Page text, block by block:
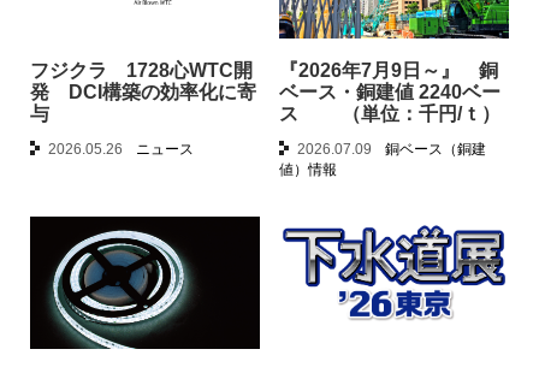
フジクラ 1728心WTC開
発 DCI構築の効率化に寄
与
2026.05.26 ニュース
『2026年7月9日～』 銅
ベース・銅建値 2240ベー
ス （単位：千円/ｔ）
2026.07.09
銅ベース（銅建
値）情報